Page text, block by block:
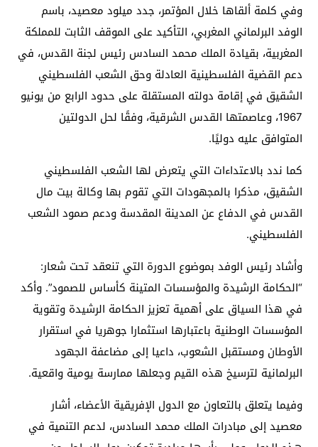
وفي كلمة ألقاها خلال المؤتمر، جدد ميلود معصيد، باسم
الوفد البرلماني المغربي، التأكيد على الموقف الثابت للمملكة
المغربية، بقيادة الملك محمد السادس رئيس لجنة القدس، في
دعم القضية الفلسطينية العادلة وحق الشعب الفلسطيني
الشقيق في إقامة دولته المستقلة على حدود الرابع من يونيو
1967، وعاصمتها القدس الشرقية، وفقًا لحل الدولتين
المتوافق عليه دوليًا.
كما ندد بالاعتداءات التي يتعرض لها الشعب الفلسطيني
الشقيق، مذكرا بالمجهودات التي تقوم بها وكالة بيت مال
القدس في الدفاع عن المدينة المقدسة ودعم صمود الشعب
الفلسطيني.
وأشاد رئيس الوفد بموضوع الدورة التي تنعقد تحت شعار:
“الحكامة الرشيدة والمؤسسات المتينة كأساس للصمود”. وأكد
في هذا السياق على أهمية تعزيز الحكامة الرشيدة وتقوية
المؤسسات الوطنية باعتبارها استثمارا جوهريا في استقرار
الأوطان ومستقبل الشعوب، داعيا إلى مضاعفة الجهود
البرلمانية لترسيخ هذه القيم وجعلها ممارسة يومية واقعية.
وفيما يتعلق بالتعاون مع الدول الإفريقية الأعضاء، أشار
معصيد إلى مبادرات الملك محمد السادس، لدعم التنمية في